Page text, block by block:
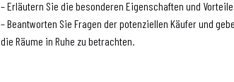
– Erläutern Sie die besonderen Eigenschaften und
– Beantworten Sie Fragen der potenziellen Käufer und
die Räume in Ruhe zu betrachten.